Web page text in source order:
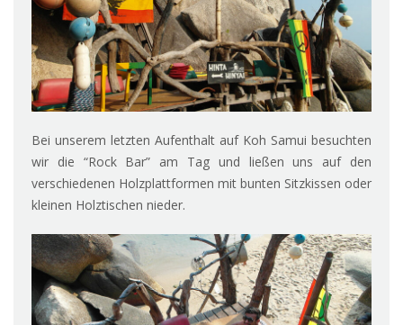
Bei unserem letzten Aufenthalt auf Koh Samui besuchten
wir die “Rock Bar” am Tag und ließen uns auf den
verschiedenen Holzplattformen mit bunten Sitzkissen oder
kleinen Holztischen nieder.